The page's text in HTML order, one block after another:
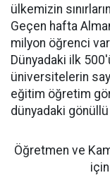
ülkemizin
Geçen hafta
milyon öğrenci
Dünyadaki ilk
üniversitelerin
eğitim öğretim
dünyadaki
Öğretmen ve